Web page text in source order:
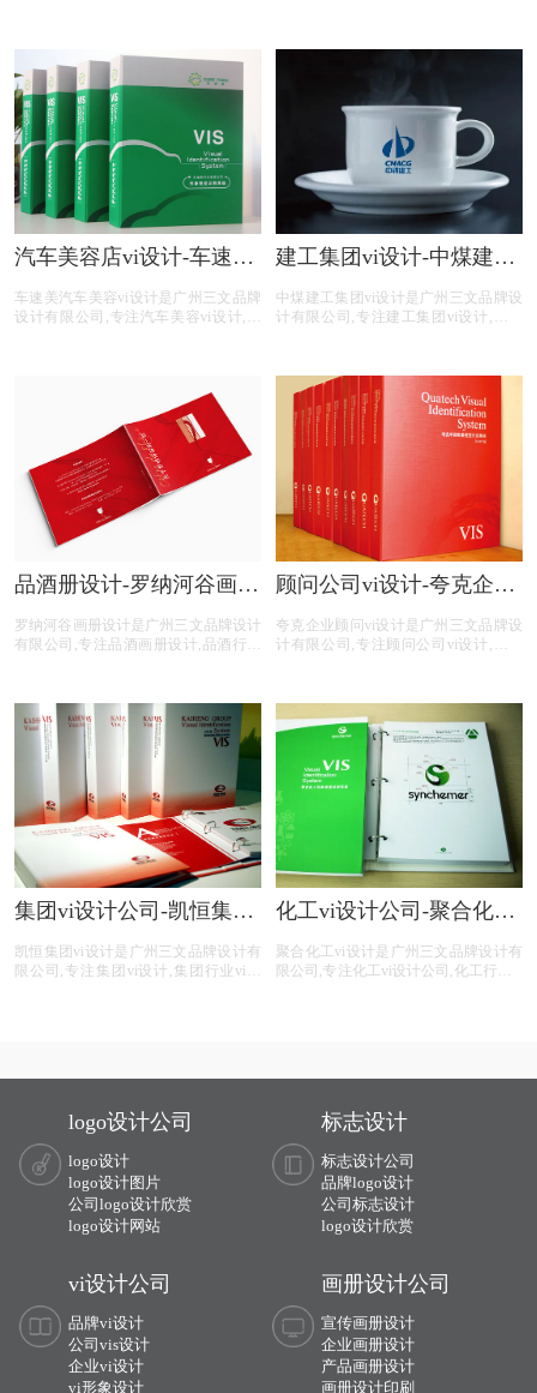
商vi设计,提供专业vi设计,集团vi设计,品
牌vi设计,品牌vis设计,精美vis设计等美
发造型vi设计服务。
前期提供品牌整体策划,logo设计,商标
汽车美容店vi设计-车速美
车速美汽车美容vi设计是广州三文品牌
设计有限公司,专注汽车美容vi设计,汽
计,品牌vis设计,精美vis设计等汽车美容
建工集团vi设计-中煤建工
中煤建工集团vi设计是广州三文品牌设
计有限公司,专注建工集团vi设计,建工
设计,提供专业vi设计,集团vi设计,品牌vi
设计,品牌vis设计,精美vis设计等建工集
团vi设计服务。
品酒册设计-罗纳河谷画册
罗纳河谷画册设计是广州三文品牌设计
有限公司,专注品酒画册设计,品酒行业
前期提供画册整体策划,照片拍摄,文案
撰写,画册印刷等品酒画册设计服务。
顾问公司vi设计-夸克企业
夸克企业顾问vi设计是广州三文品牌设
计有限公司,专注顾问公司vi设计,顾问
提供专业vi设计,集团vi设计,品牌vi设计,
品牌vis设计,精美vis设计等顾问公司vi
设计服务。
集团vi设计公司-凯恒集团
凯恒集团vi设计是广州三文品牌设计有
限公司,专注集团vi设计,集团行业vi设
化工vi设计公司-聚合化工
聚合化工vi设计是广州三文品牌设计有
限公司,专注化工vi设计公司,化工行业vi
logo设计公司
logo设计
logo设计图片
公司logo设计欣赏
logo设计网站
标志设计
标志设计公司
品牌logo设计
公司标志设计
logo设计欣赏
vi设计公司
品牌vi设计
公司vis设计
企业vi设计
vi形象设计
画册设计公司
宣传画册设计
企业画册设计
产品画册设计
画册设计印刷